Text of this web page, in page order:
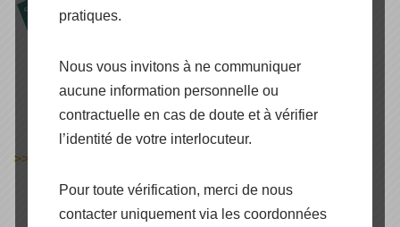
>> DECOUVRIR
pratiques.
Nous vous invitons à ne communiquer
aucune information personnelle ou
contractuelle en cas de doute et à vérifier
l’identité de votre interlocuteur.
Pour toute vérification, merci de nous
contacter uniquement via les coordonnées